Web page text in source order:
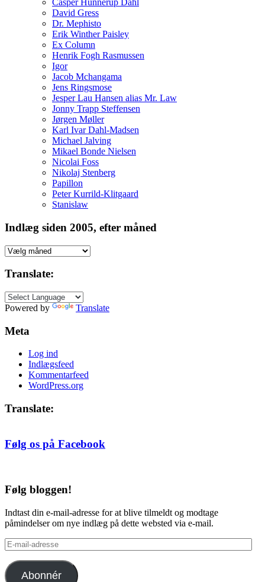
Casper Hunnerup Dahl
David Gress
Dr. Mephisto
Erik Winther Paisley
Ex Column
Henrik Fogh Rasmussen
Igor
Jacob Mchangama
Jens Ringsmose
Jesper Lau Hansen alias Mr. Law
Jonny Trapp Steffensen
Jørgen Møller
Karl Ivar Dahl-Madsen
Michael Jalving
Mikael Bonde Nielsen
Nicolai Foss
Nikolaj Stenberg
Papillon
Peter Kurrild-Klitgaard
Stanislaw
Indlæg siden 2005, efter måned
Indlæg
2005,
måned
Translate:
Powered by Translate
Meta
Log ind
Indlægsfeed
Kommentarfeed
WordPress.org
Translate:
Følg os på Facebook
Følg bloggen!
Indtast din e-mail-adresse for at blive tilmeldt og modtage
påmindelser om nye indlæg på dette websted via e-mail.
E-
mail-
adresse
Abonnér